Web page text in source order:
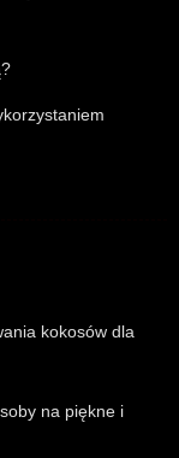
kokosów dla
na piękne i